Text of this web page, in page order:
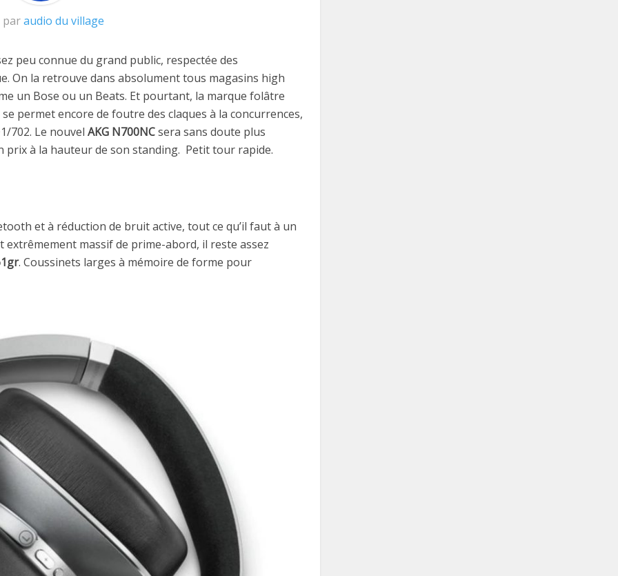
paraudio du village
peu connue du grand public, respectée des
On la retrouve dans absolument tous magasins high
un Bose ou un Beats. Et pourtant, la marque folâtre
permet encore de foutre des claques à la concurrences,
702. Le nouvel AKG N700NCsera sans doute plus
prix à la hauteur de son standing. Petit tour rapide.
et à réduction de bruit active, tout ce qu’il faut à un
extrêmement massif de prime-abord, il reste assez
. Coussinets larges à mémoire de forme pour